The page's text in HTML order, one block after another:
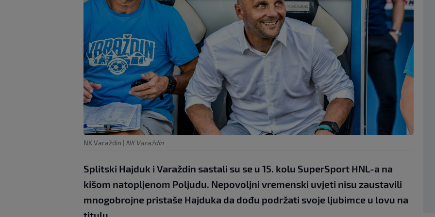
NK Varaždin | NK Varaždin
Splitski Hajduk i Varaždin sastali su se u 15. kolu SuperSport HNL-a na
kišom natopljenom Poljudu. Nepovoljni vremenski uvjeti nisu zaustavili
mnogobrojne pristaše Hajduka da dođu podržati svoje ljubimce u lovu na